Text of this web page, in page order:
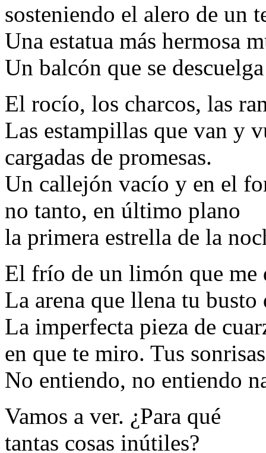
sosteniendo el alero de un
Una estatua más hermosa
Un balcón que se
El rocío, los charcos, las
Las estampillas que van y
cargadas de promesas.
Un callejón vacío y en el
no tanto, en último plano
la primera estrella de la
El frío de un limón que me
La arena que llena tu
La imperfecta pieza de
en que te miro. Tus
No entiendo, no entiendo
Vamos a ver. ¿Para qué
tantas cosas inútiles?